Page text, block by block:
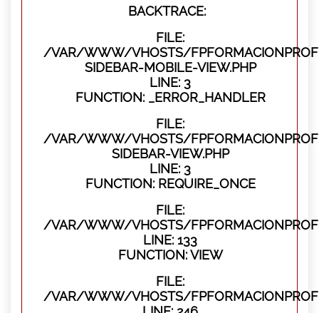
BACKTRACE:
FILE:
/VAR/WWW/VHOSTS/
SIDEBAR-MOBILE-VIEW.PHP
LINE: 3
FUNCTION: _ERROR_HANDLER
FILE:
/VAR/WWW/VHOSTS/
SIDEBAR-VIEW.PHP
LINE: 3
FUNCTION: REQUIRE_ONCE
FILE:
/VAR/WWW/VHOSTS/
LINE: 133
FUNCTION: VIEW
FILE:
/VAR/WWW/VHOSTS/